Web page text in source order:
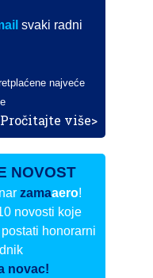
svaki radni
najveće
Pročitajte više>
NOVOST
zamaaero!
novosti koje
honorarni
novac!